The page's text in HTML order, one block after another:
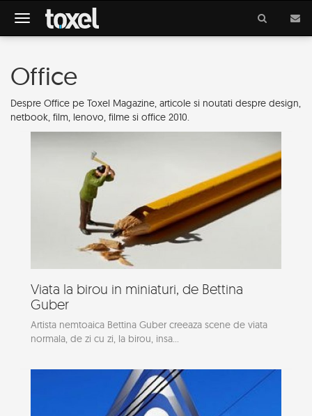
Meniu
Office
Despre Office pe Toxel Magazine, articole si noutati despre design,
netbook, film, lenovo, filme si office 2010.
Viata la birou in miniaturi, de Bettina
Guber
Artista nemtoaica Bettina Guber creeaza scene de viata
normala, de zi cu zi, la birou, insa...